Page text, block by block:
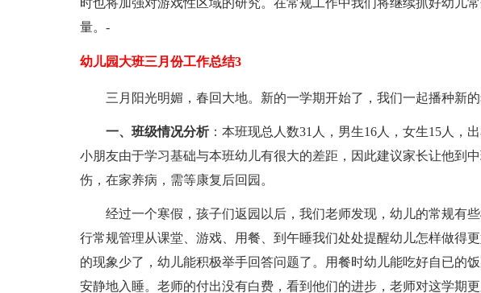
时也将加强对游戏性区域的研究。在常规工作中我们将继续抓好幼儿
量。-
幼儿园大班三月份工作总结3
三月阳光明媚，春回大地。新的一学期开始了，我们一起播种新
一、班级情况分析：本班现总人数31人，男生16人，女生15人，
小朋友由于学习基础与本班幼儿有很大的差距，因此建议家长让他到
伤，在家养病，需等康复后回园。
经过一个寒假，孩子们返园以后，我们老师发现，幼儿的常规有
行常规管理从课堂、游戏、用餐、到午睡我们处处提醒幼儿怎样做得
的现象少了，幼儿能积极举手回答问题了。用餐时幼儿能吃好自已的
安静地入睡。老师的付出没有白费，看到他们的进步，老师对这学期更